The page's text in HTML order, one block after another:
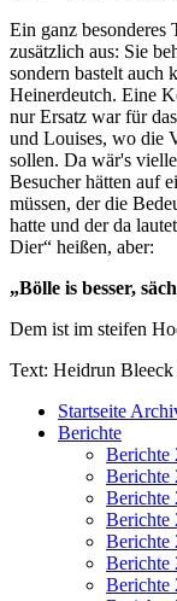
Ein ganz besonderes
zusätzlich aus: Sie
sondern bastelt auch
Heinerdeutch. Eine
nur Ersatz war für
und Louises, wo die
sollen. Da wär's
Besucher hätten auf
müssen, der die
hatte und der da
Dier“ heißen, aber:
„Bölle is besser,
Dem ist im steifen
Text: Heidrun
Startseite
Berichte
Berichte
Berichte
Berichte
Berichte
Berichte
Berichte
Berichte